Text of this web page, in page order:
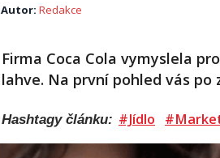
Autor: Redakce
Firma Coca Cola vymyslela
lahve. Na první pohled vás
Hashtagy článku: #Jídlo